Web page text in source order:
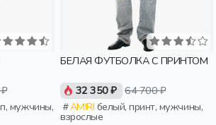
БЕЛАЯ ФУТБОЛКА С ПРИНТОМ
32 350 ₽ 64 700 ₽
AMIRI
взрослые